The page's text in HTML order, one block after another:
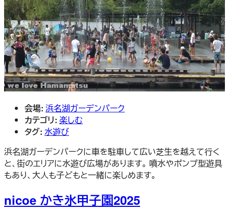
会場: 浜名湖ガーデンパーク
カテゴリ: 楽しむ
タグ: 水遊び
浜名湖ガーデンパークに車を駐車して広い芝生を越えて行く
と、街のエリアに水遊び広場があります。 噴水やポンプ型遊具
もあり、大人も子どもと一緒に楽しめます。
nicoe かき氷甲子園2025